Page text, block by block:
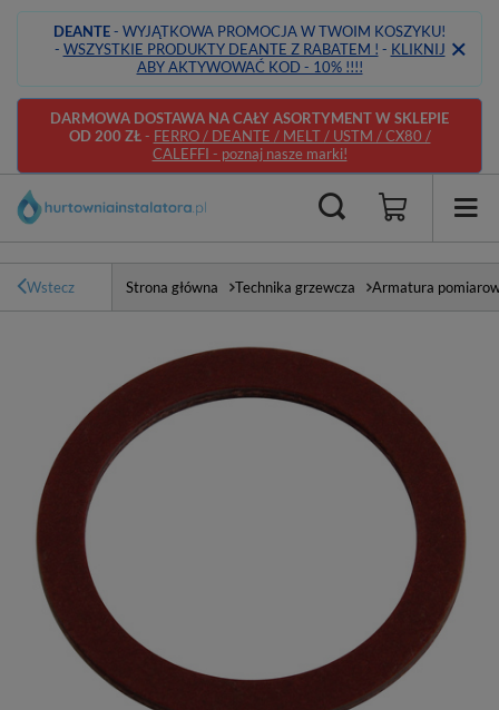
DEANTE- WYJĄTKOWA PROMOCJA W TWOIM KOSZYKU!
- WSZYSTKIE PRODUKTY DEANTE Z RABATEM ! - KLIKNIJ
ABY AKTYWOWAĆ KOD - 10% !!!!
DARMOWA DOSTAWA NA CAŁY ASORTYMENT W SKLEPIE
OD 200 ZŁ- FERRO / DEANTE / MELT / USTM / CX80 /
CALEFFI - poznaj nasze marki!
Wstecz Strona główna Technika grzewcza Armatura